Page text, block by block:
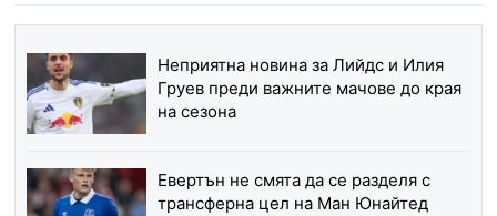
Неприятна новина за Лийдс и Илия
Груев преди важните мачове до края
на сезона
Евертън не смята да се разделя с
трансферна цел на Ман Юнайтед